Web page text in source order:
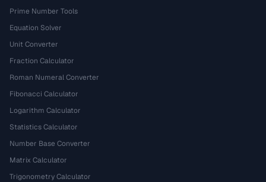
Prime Number Tools
Equation Solver
Unit Converter
Fraction Calculator
Roman Numeral Converter
Fibonacci Calculator
Logarithm Calculator
Statistics Calculator
Number Base Converter
Matrix Calculator
Trigonometry Calculator